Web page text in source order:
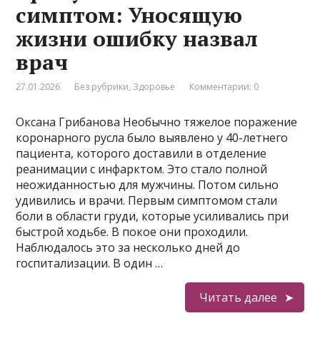
симптом: Уносящую
жизни ошибку назвал
врач
27.01.2026 Без рубрики, Здоровье Комментарии: 0
Оксана Грибанова Необычно тяжелое поражение
коронарного русла было выявлено у 40-летнего
пациента, которого доставили в отделение
реанимации с инфарктом. Это стало полной
неожиданностью для мужчины. Потом сильно
удивились и врачи. Первым симптомом стали
боли в области груди, которые усиливались при
быстрой ходьбе. В покое они проходили.
Наблюдалось это за несколько дней до
госпитализации. В один …
Читать далее